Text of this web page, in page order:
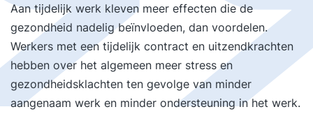
Aan tijdelijk werk kleven meer effecten die de
gezondheid nadelig beïnvloeden, dan voordelen.
Werkers met een tijdelijk contract en uitzendkrachten
hebben over het algemeen meer stress en
gezondheidsklachten ten gevolge van minder
aangenaam werk en minder ondersteuning in het werk.